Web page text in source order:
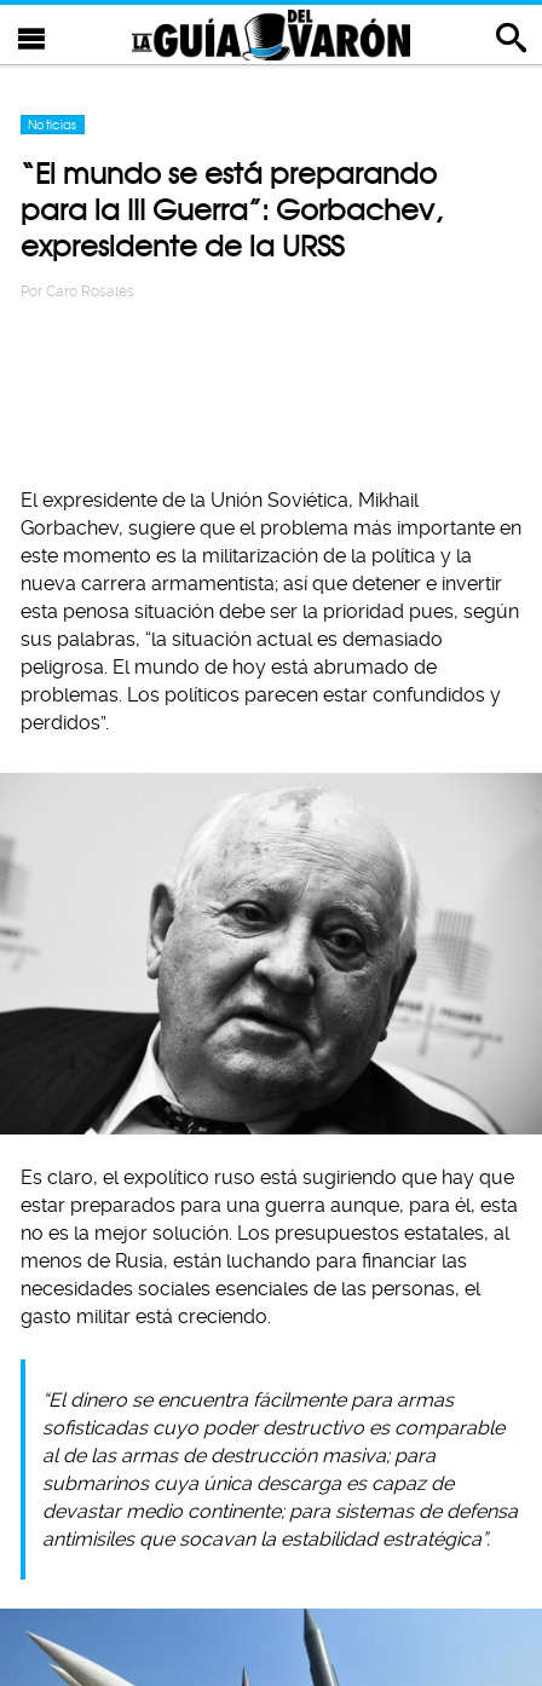
Noticias
“El mundo se está preparando
para la III Guerra”: Gorbachev,
expresidente de la URSS
Por Caro Rosales
Elexpresidente de la Unión Soviética, Mikhail
Gorbachev, sugiere que el problema más importante en
este momento es la militarización de la política y la
nueva carrera armamentista; así que detener e invertir
esta penosa situación debe ser la prioridad pues, según
sus palabras, “la situación actual es demasiado
peligrosa. El mundo de hoy está abrumado de
problemas. Los políticos parecen estar confundidos y
perdidos”.
Es claro, el expolítico ruso está sugiriendo que hay que
estar preparados para una guerra aunque, para él, esta
no es la mejor solución. Los presupuestos estatales, al
menos de Rusia, están luchando para financiar las
necesidades sociales esenciales de las personas, el
gasto militar está creciendo.
“El dinero se encuentra fácilmente para armas
sofisticadas cuyo poder destructivo es comparable
al de las armas de destrucción masiva; para
submarinos cuya única descarga es capaz de
devastar medio continente; para sistemas de defensa
antimisiles que socavan la estabilidad estratégica”.